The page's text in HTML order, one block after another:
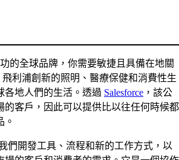
功的全球品牌，你需要敏捷且具備在地關
利浦創新的照明、醫療保健和消費性生
各地人們的生活。透過 Salesforce ，該公
的客戶，因此可以提供比以往任何時候都
。
們開發工具、流程和新的工作方式，以